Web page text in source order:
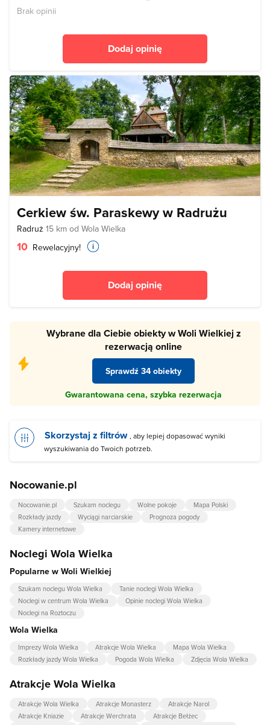
Brak opinii
Dodaj opinię
Cerkiew św. Paraskewy w Radrużu
Radruż 15 km od Wola Wielka
10 Rewelacyjny!
Dodaj opinię
Wybrane dla Ciebie obiekty w Woli Wielkiej z
rezerwacją online
Sprawdź 34 obiekty
Gwarantowana cena, szybka rezerwacja
Skorzystaj z filtrów , aby lepiej dopasować wyniki
wyszukiwania do Twoich potrzeb.
Nocowanie.pl
Nocowanie.pl Szukam noclegu Wolne pokoje
Mapa Polski
Rozkłady jazdy
Wyciągi narciarskie
Prognoza pogody
Kamery internetowe
Noclegi Wola Wielka
Popularne w Woli Wielkiej
Szukam noclegu Wola Wielka
Tanie noclegi Wola Wielka
Noclegi w centrum Wola Wielka
Opinie noclegi Wola Wielka
Noclegi na Roztoczu
Wola Wielka
Imprezy Wola Wielka Atrakcje Wola Wielka
Mapa Wola Wielka
Rozkłady jazdy Wola Wielka
Pogoda Wola Wielka Zdjęcia Wola Wielka
Atrakcje Wola Wielka
Atrakcje Wola Wielka Atrakcje Monasterz
Atrakcje Narol
Atrakcje Kniazie
Atrakcje Werchrata
Atrakcje Bełżec